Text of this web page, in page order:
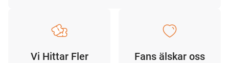
Vi Hittar Fler
Fans älskar oss